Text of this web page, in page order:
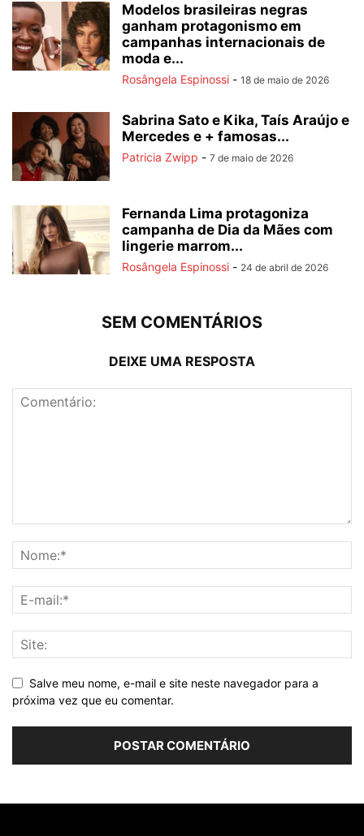
Modelos brasileiras negras
ganham protagonismo em
campanhas internacionais de
moda e...
Rosângela Espinossi - 18 de maio de 2026
Sabrina Sato e Kika, Taís Araújo e
Mercedes e + famosas...
Patricia Zwipp - 7 de maio de 2026
Fernanda Lima protagoniza
campanha de Dia da Mães com
lingerie marrom...
Rosângela Espinossi - 24 de abril de 2026
SEM COMENTÁRIOS
DEIXE UMA RESPOSTA
Salve meu nome, e-mail e site neste navegador para a
próxima vez que eu comentar.